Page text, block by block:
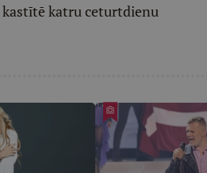
kastītē katru ceturtdienu